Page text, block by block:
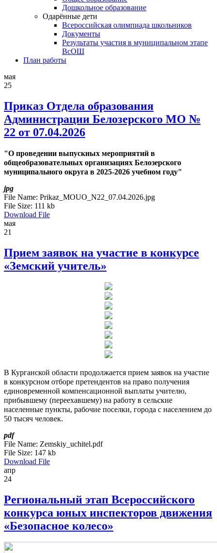
Дошкольное образование
Одарённые дети
Всероссийская олимпиада школьников
Документы
Результаты участия в муниципальном этапе
ВсОШ
План работы
мая
25
Приказ Отдела образования
Администрации Белозерского МО №
22 от 07.04.2026
"О проведении выпускных мероприятий в
общеобразовательных организациях Белозерского
муниципального округа в 2025-2026 учебном году"
jpg
File Name: Prikaz_MOUO_N22_07.04.2026.jpg
File Size: 111 kb
Download File
мая
21
Прием заявок на участие в конкурсе
«Земский учитель»
В Курганской области продолжается прием заявок на участие
в конкурсном отборе претендентов на право получения
единовременной компенсационной выплаты учителю,
прибывшему (переехавшему) на работу в сельские
населенные пункты, рабочие поселки, города с населением до
50 тысяч человек.
pdf
File Name: Zemskiy_uchitel.pdf
File Size: 147 kb
Download File
апр
24
Региональный этап Всероссийского
конкурса юных инспекторов движения
«Безопасное колесо»